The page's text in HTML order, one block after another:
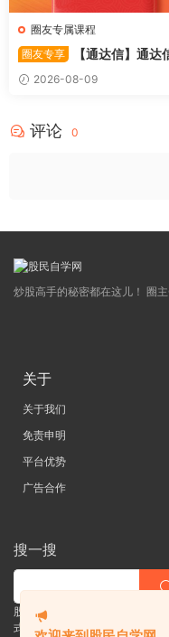
圈友专属课程
圈友专享
【通达信】通达
〖利多阳〗副图/选股 全均线
多头排列与超强阳线选股策
2026-08-09
评论 0
炒股高手的秘密都在这儿！ 圈
关于
关于我们
免责申明
平台优势
广告合作
搜一搜
股票 |直播| 外汇| 期货 |金融理财
式学习平台